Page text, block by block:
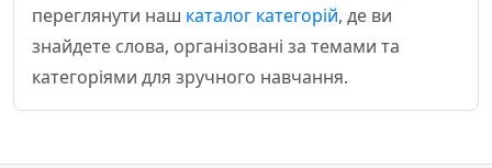
переглянути наш каталог категорій, де ви
знайдете слова, організовані за темами та
категоріями для зручного навчання.